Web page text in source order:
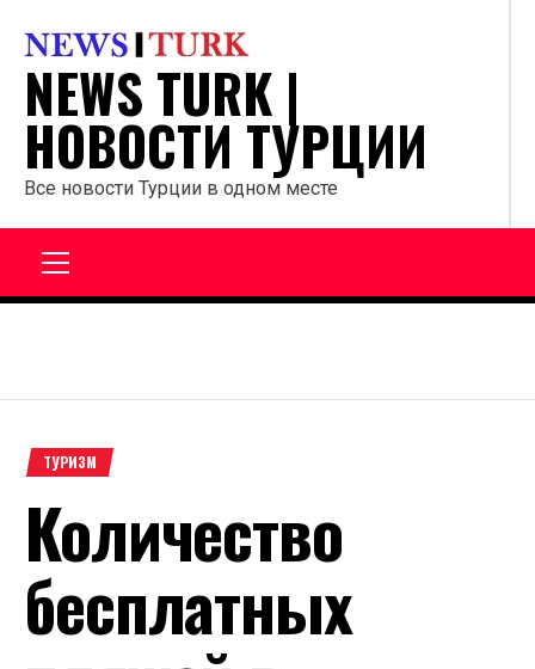
содержанию
NEWS TURK |
НОВОСТИ ТУРЦИИ
Все новости Турции в одном месте
ТУРИЗМ
Количество
бесплатных